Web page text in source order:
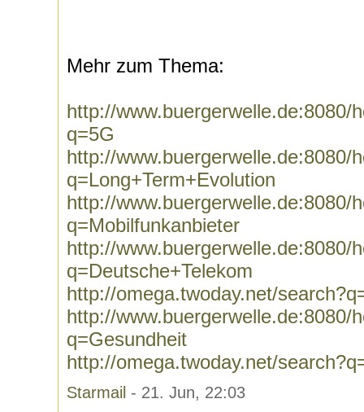
Mehr zum Thema:
http://www.buergerwelle.de:8080/
q=5G
http://www.buergerwelle.de:8080/
q=Long+Term+Evolution
http://www.buergerwelle.de:8080/
q=Mobilfunkanbieter
http://www.buergerwelle.de:8080/
q=Deutsche+Telekom
http://omega.twoday.net/
http://www.buergerwelle.de:8080/
q=Gesundheit
http://omega.twoday.net/
Starmail - 21. Jun, 22:03